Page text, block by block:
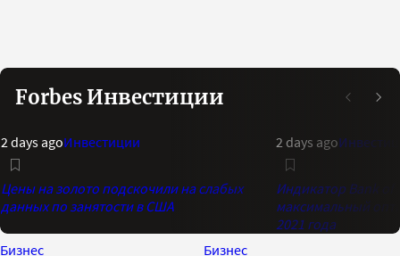
Forbes Инвестиции
2 days agoИнвестиции
Цены на золото подскочили на слабых
данных по занятости в США
2 days ago
Индикатор Bank of
максимальный
2021 года
Бизнес
Бизнес